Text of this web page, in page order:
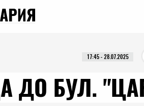
17:45 - 28.07.2025
ДО БУЛ.